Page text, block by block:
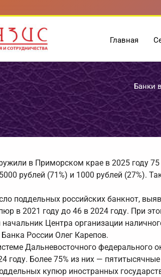
Главная
Банки
в Приморском крае в 2025 году
рублей (71%) и 1000 рублей (27%).
поддельных российских банкнот,
в 2021 году до 46 в 2024 году. При
Центра организации
России Олег Карепов.
Дальневосточного
году. Более 75% из них —
купюр иностранных